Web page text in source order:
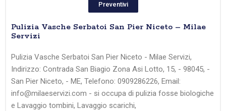
Preventivi
Pulizia Vasche Serbatoi San Pier Niceto – Milae
Servizi
Pulizia Vasche Serbatoi San Pier Niceto - Milae Servizi,
Indirizzo: Contrada San Biagio Zona Asi Lotto, 15, - 98045, -
San Pier Niceto, - ME, Telefono: 0909286226, Email:
info@milaeservizi.com - si occupa di pulizia fosse biologiche
e Lavaggio tombini, Lavaggio scarichi,